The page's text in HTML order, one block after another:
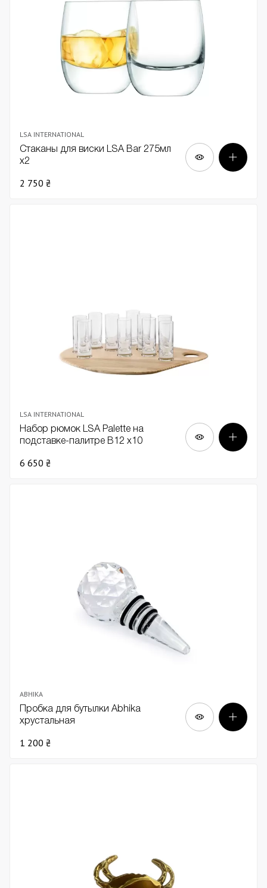
LSA INTERNATIONAL
Стаканы для виски LSA Bar 275мл
х2
2 750 ₴
LSA INTERNATIONAL
Набор рюмок LSA Palette на
подставке-палитре В12 х10
6 650 ₴
ABHIKA
Пробка для бутылки Abhika
хрустальная
1 200 ₴